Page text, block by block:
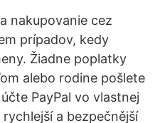
nakupovanie cez
prípadov, kedy
Žiadne poplatky
alebo rodine pošlete
PayPal vo vlastnej
rychlejší a bezpečnější